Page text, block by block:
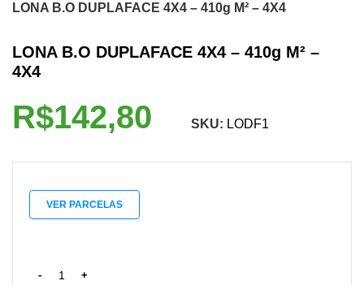
LONA B.O DUPLAFACE 4X4 – 410g M² – 4X4
LONA B.O DUPLAFACE 4X4 – 410g M² –
4X4
R$ SKU: LODF1
VER PARCELAS